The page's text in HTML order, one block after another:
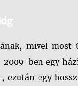
mivel most
ben egy
ezután egy